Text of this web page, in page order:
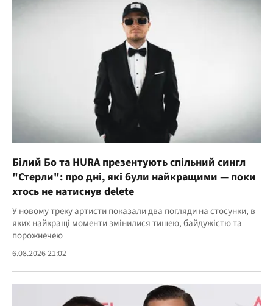
Білий Бо та HURA презентують спільний сингл
"Стерли": про дні, які були найкращими — поки
хтось не натиснув delete
У новому треку артисти показали два погляди на стосунки, в
яких найкращі моменти змінилися тишею, байдужістю та
порожнечею
6.08.2026 21:02